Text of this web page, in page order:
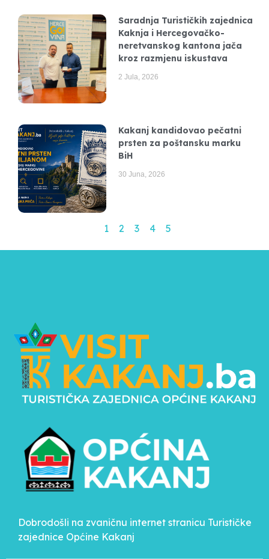
Saradnja Turističkih zajednica
Kaknja i Hercegovačko-
neretvanskog kantona jača
kroz razmjenu iskustava
2 Jula, 2026
Kakanj kandidovao pečatni
prsten za poštansku marku
BiH
30 Juna, 2026
1 2 3 4 5
Dobrodošli na zvaničnu internet stranicu Turističke
zajednice Općine Kakanj